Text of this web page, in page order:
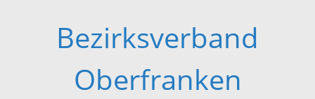
Bezirksverband
Oberfranken